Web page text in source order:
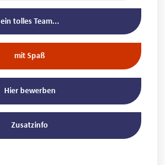
ein tolles Team...
mit Spaß
Hier bewerben
Zusatzinfo